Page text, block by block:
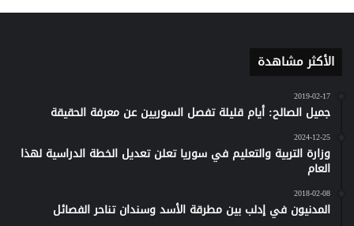
الأكثر مشاهدة
2019-02-17
جميل الصالح: أيام قليلة تفصل السوريين عن معرفة الحقيقة
2024-12-25
وزارة التربية والتعليم في سوريا تعلن تعديل الخطة الدراسية لهذا
العام
2018-02-08
المدنيون في إدلب بين مطرقة الأسد وسندان تناحر الفصائل